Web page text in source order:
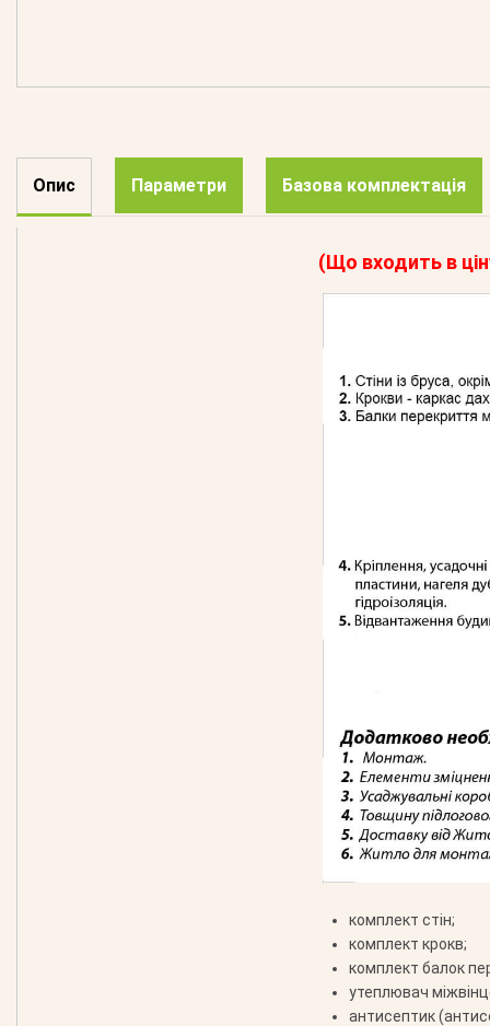
Опис Параметри Базова комплектація
(Що входить в
комплект стін;
комплект крокв;
комплект балок
утеплювач
антисептик